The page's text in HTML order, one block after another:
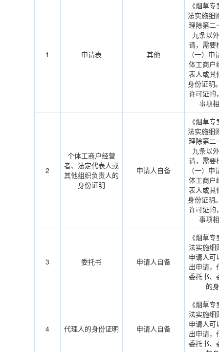
1 申请表 其他
《烟草
法实施细
理除第二
九条以
请，需要
（一）
体工商户
表人或其
身份证明
许可证的
事项
2
个体工商户经营
者、法定代表人或
其他组织负责人的
身份证明
申请人自备
《烟草
法实施细
理除第二
九条以
请，需要
（一）
体工商户
表人或其
身份证明
许可证的
事项
3 委托书 申请人自备
《烟草
法实施细
申请人可
出申请，
委托书、
的
4 代理人的身份证明 申请人自备
《烟草
法实施细
申请人可
出申请，
委托书、